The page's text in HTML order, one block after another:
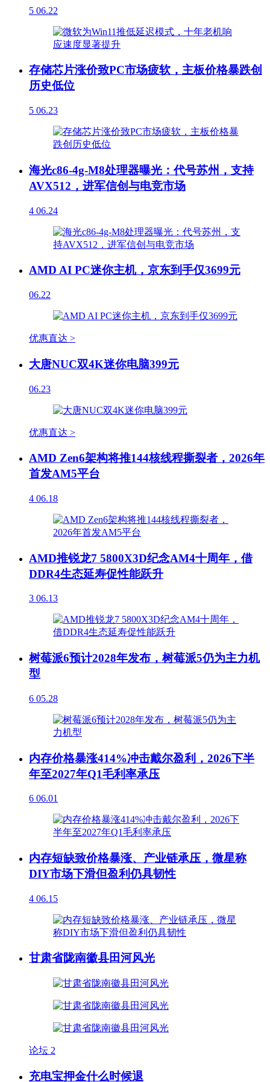
5 06.22
存储芯片涨价致PC市场疲软，主板价格暴跌创
历史低位
5 06.23
海光c86-4g-M8处理器曝光：代号苏州，支持
AVX512，进军信创与电竞市场
4 06.24
AMD AI PC迷你主机，京东到手仅3699元
06.22
优惠直达 >
大唐NUC双4K迷你电脑399元
06.23
优惠直达 >
AMD Zen6架构将推144核线程撕裂者，2026年
首发AM5平台
4 06.18
AMD推锐龙7 5800X3D纪念AM4十周年，借
DDR4生态延寿促性能跃升
3 06.13
树莓派6预计2028年发布，树莓派5仍为主力机
型
6 05.28
内存价格暴涨414%冲击戴尔盈利，2026下半
年至2027年Q1毛利率承压
6 06.01
内存短缺致价格暴涨、产业链承压，微星称
DIY市场下滑但盈利仍具韧性
4 06.15
甘肃省陇南徽县田河风光
论坛 2
充电宝押金什么时候退